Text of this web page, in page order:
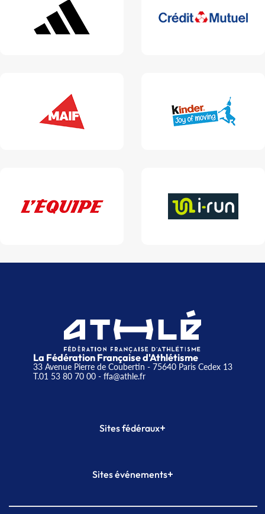
La Fédération Française d'Athlétisme
33 Avenue Pierre de Coubertin - 75640 Paris Cedex 13
T.01 53 80 70 00- ffa@athle.fr
Sites fédéraux+
Plateforme Formation
Sites événements+
Meeting de Paris indoor